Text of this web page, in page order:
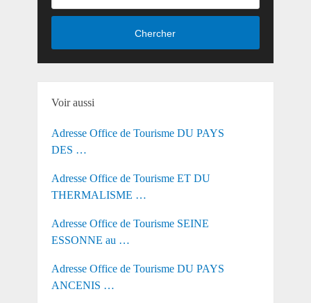
Chercher
Voir aussi
Adresse Office de Tourisme DU PAYS
DES …
Adresse Office de Tourisme ET DU
THERMALISME …
Adresse Office de Tourisme SEINE
ESSONNE au …
Adresse Office de Tourisme DU PAYS
ANCENIS …